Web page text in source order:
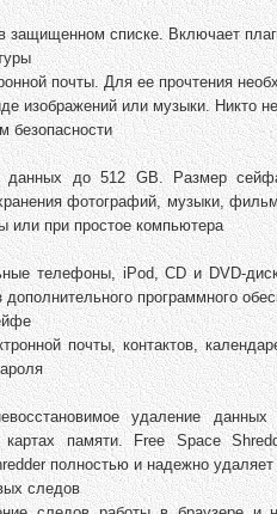
защищенном списке. Включает
почты. Для ее прочтения
изображений или музыки. Никто
безопасности
до 512 GB. Размер сейфа
фотографий, музыки,
или при простое компьютера
телефоны, iPod, CD и DVD-
программного
почты, контактов,
удаление
памяти. Free Space
полностью и надежно
следов